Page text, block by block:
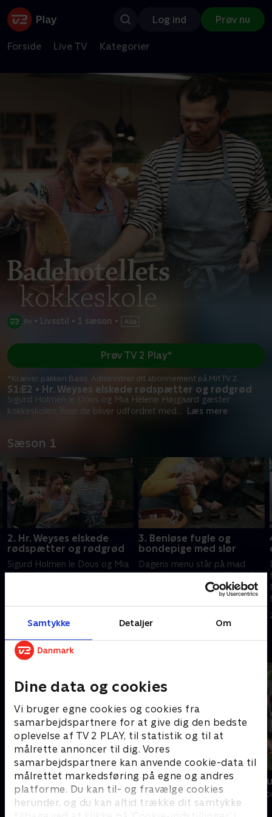
Samtykke Detaljer Om
Dine data og cookies
Vi bruger egne cookies og cookies fra
samarbejdspartnere for at give dig den bedste
oplevelse af TV 2 PLAY, til statistik og til at
målrette annoncer til dig. Vores
samarbejdspartnere kan anvende cookie-data til
målrettet markedsføring på egne og andres
platforme. Du kan til- og fravælge cookies
herunder, og du kan altid trække dit samtykke
Log ind Prøv nu
Forside Live TV Kategorier
• Livsstil • 1 sæson •
S1:E2 • Hr. Weyses elskede rødspætter og rødgrød
Sigurd Holmen le Dous og Mia Helene Højgaard gæster
kokkeskolen, hvor de bliver udfordret med... Læs mere
Prøv TV 2 Play*
*Kræver pakken Basis. Administrer dit abonnement på Mit TV 2.
Sæson 1
2. Hr. Weyses elskede
rødspætter og rødgrød
Sigurd Holmen le Dous og Mia
Helene Højgaard gæster
rødspætter og rødgrød.
3. Benløse fugle og
bondepige med slør
Dagens menu står på mad
med sjove navne, og Ulla Vejby
og Merete Mærkedahl har de
to nye køkkenhjælpere, Kamille
Sibbesen, med.
Andre så også
Sæt pris på Danmark - julespecial
Livsstil • 6 sæsoner
I den søde
Livsstil • 4